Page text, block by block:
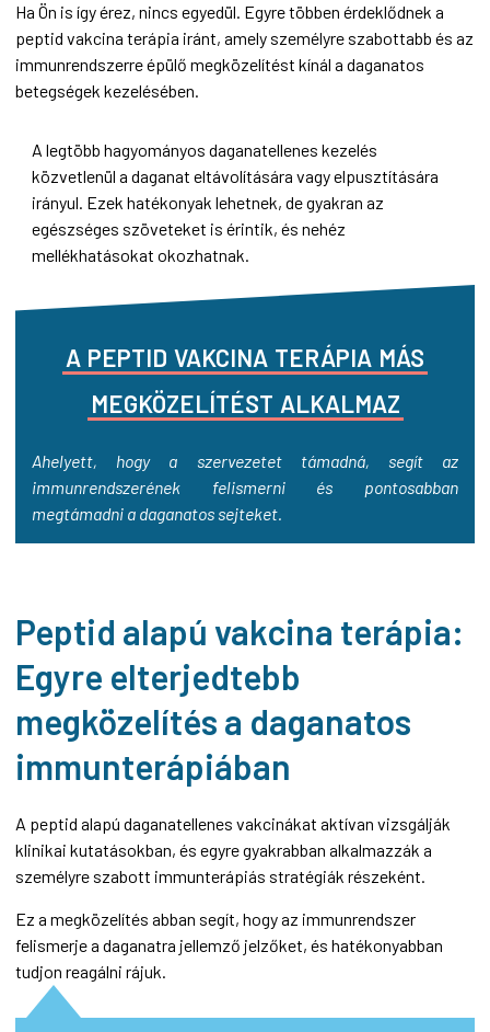
Ha Ön is így érez, nincs egyedül. Egyre többen érdeklődnek a
peptid vakcina terápia iránt, amely személyre szabottabb és az
immunrendszerre épülő megközelítést kínál a daganatos
betegségek kezelésében.
A legtöbb hagyományos daganatellenes kezelés
közvetlenül a daganat eltávolítására vagy elpusztítására
irányul. Ezek hatékonyak lehetnek, de gyakran az
egészséges szöveteket is érintik, és nehéz
mellékhatásokat okozhatnak.
A PEPTID VAKCINA TERÁPIA MÁS
MEGKÖZELÍTÉST ALKALMAZ
Ahelyett, hogy a szervezetet támadná, segít az
immunrendszerének felismerni és pontosabban
megtámadni a daganatos sejteket.
Peptid alapú vakcina terápia:
Egyre elterjedtebb
megközelítés a daganatos
immunterápiában
A peptid alapú daganatellenes vakcinákat aktívan vizsgálják
klinikai kutatásokban, és egyre gyakrabban alkalmazzák a
személyre szabott immunterápiás stratégiák részeként.
Ez a megközelítés abban segít, hogy az immunrendszer
felismerje a daganatra jellemző jelzőket, és hatékonyabban
tudjon reagálni rájuk.